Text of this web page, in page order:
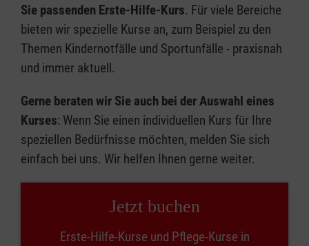
Sie passenden Erste-Hilfe-Kurs. Für viele Bereiche
bieten wir spezielle Kurse an, zum Beispiel zu den
Themen Kindernotfälle und Sportunfälle - praxisnah
und immer aktuell.
Gerne beraten wir Sie auch bei der Auswahl eines
Kurses: Wenn Sie einen individuellen Kurs für Ihre
speziellen Bedürfnisse möchten, melden Sie sich
einfach bei uns. Wir helfen Ihnen gerne weiter.
Jetzt buchen
Erste-Hilfe-Kurse und Pflege-Kurse in